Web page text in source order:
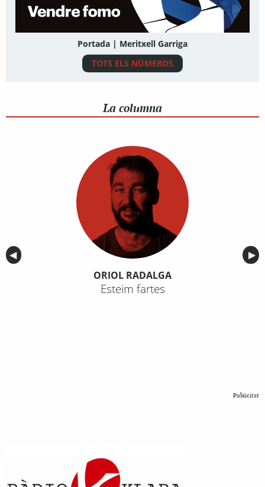
Portada | Meritxell Garriga
TOTS ELS NÚMEROS
La columna
Anterior
◀︎ ▶︎
ORIOL RADALGA
Esteim fartes
Publicitat